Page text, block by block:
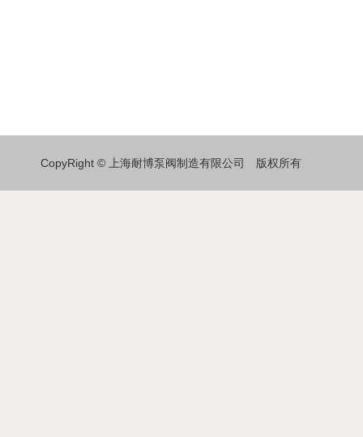
CopyRight © 上海耐博泵阀制造有限公司 版权所有